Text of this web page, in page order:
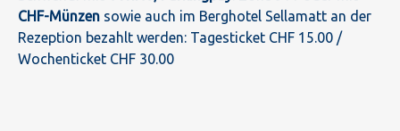
CHF-Münzen sowie auch im Berghotel Sellamatt an der
Rezeption bezahlt werden: Tagesticket CHF 15.00 /
Wochenticket CHF 30.00